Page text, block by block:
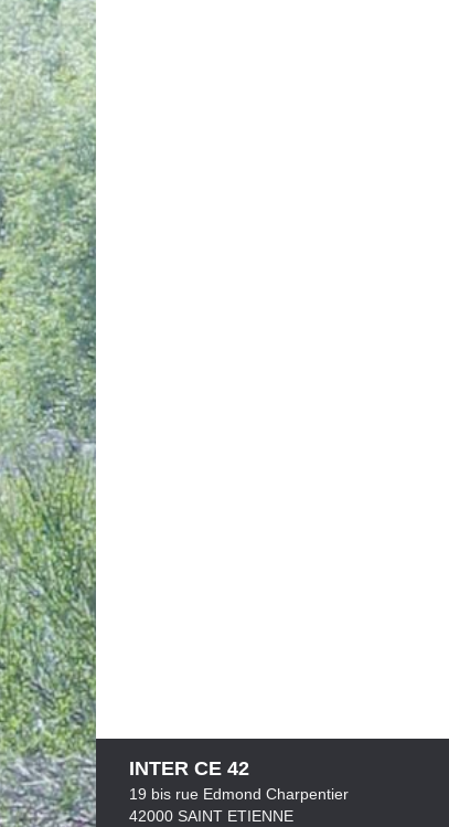
INTER CE 42
19 bis rue Edmond Charpentier
42000 SAINT ETIENNE